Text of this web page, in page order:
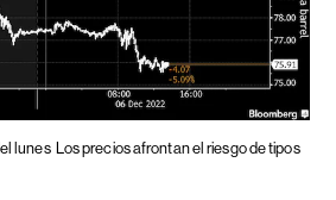
lunes
Los precios afrontan el riesgo de tipos